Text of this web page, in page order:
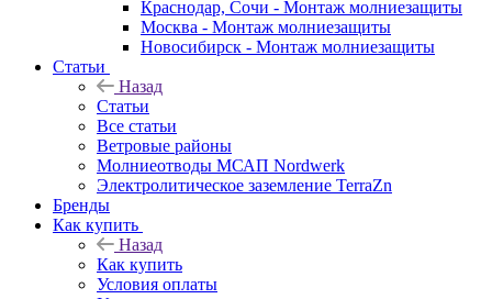
Краснодар, Сочи - Монтаж молниезащиты
Москва - Монтаж молниезащиты
Новосибирск - Монтаж молниезащиты
Статьи
Назад
Статьи
Все статьи
Ветровые районы
Молниеотводы МСАП Nordwerk
Электролитическое заземление TerraZn
Бренды
Как купить
Назад
Как купить
Условия оплаты